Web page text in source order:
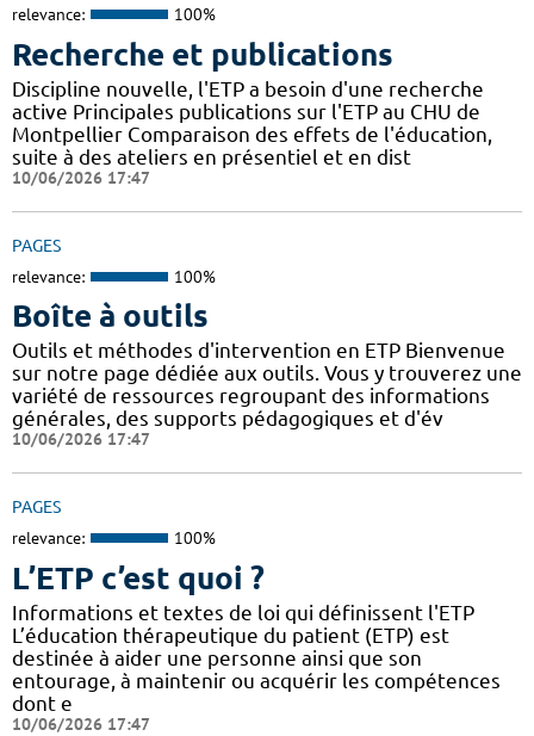
relevance: 100%
Recherche et publications
Discipline nouvelle, l'ETP a besoin d'une recherche
active Principales publications sur l'ETP au CHU de
Montpellier Comparaison des effets de l'éducation,
suite à des ateliers en présentiel et en dist
10/06/2026 17:47
PAGES
relevance: 100%
Boîte à outils
Outils et méthodes d'intervention en ETP Bienvenue
sur notre page dédiée aux outils. Vous y trouverez une
variété de ressources regroupant des informations
générales, des supports pédagogiques et d'év
10/06/2026 17:47
PAGES
relevance: 100%
L’ETP c’est quoi ?
Informations et textes de loi qui définissent l'ETP
L’éducation thérapeutique du patient (ETP) est
destinée à aider une personne ainsi que son
entourage, à maintenir ou acquérir les compétences
dont e
10/06/2026 17:47